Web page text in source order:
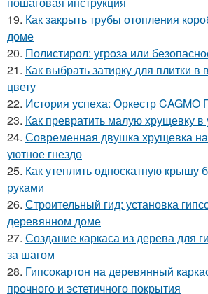
19. Как закрыть трубы отопления
доме
20. Полистирол: угроза или
21. Как выбрать затирку для плитки в
цвету
22. История успеха: Оркестр CAGMO
23. Как превратить малую хрущевку
24. Современная двушка хрущевка на
уютное гнездо
25. Как утеплить односкатную крышу
руками
26. Строительный гид: установка
деревянном доме
27. Создание каркаса из дерева для
за шагом
28. Гипсокартон на деревянный
прочного и эстетичного покрытия